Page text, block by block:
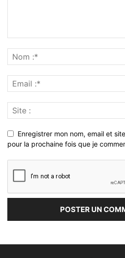
Enregistrer mon nom, email et
pour la prochaine fois que je